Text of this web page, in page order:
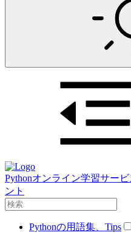
Pythonオンライン学習サー
ント
Pythonの用語集、Tips